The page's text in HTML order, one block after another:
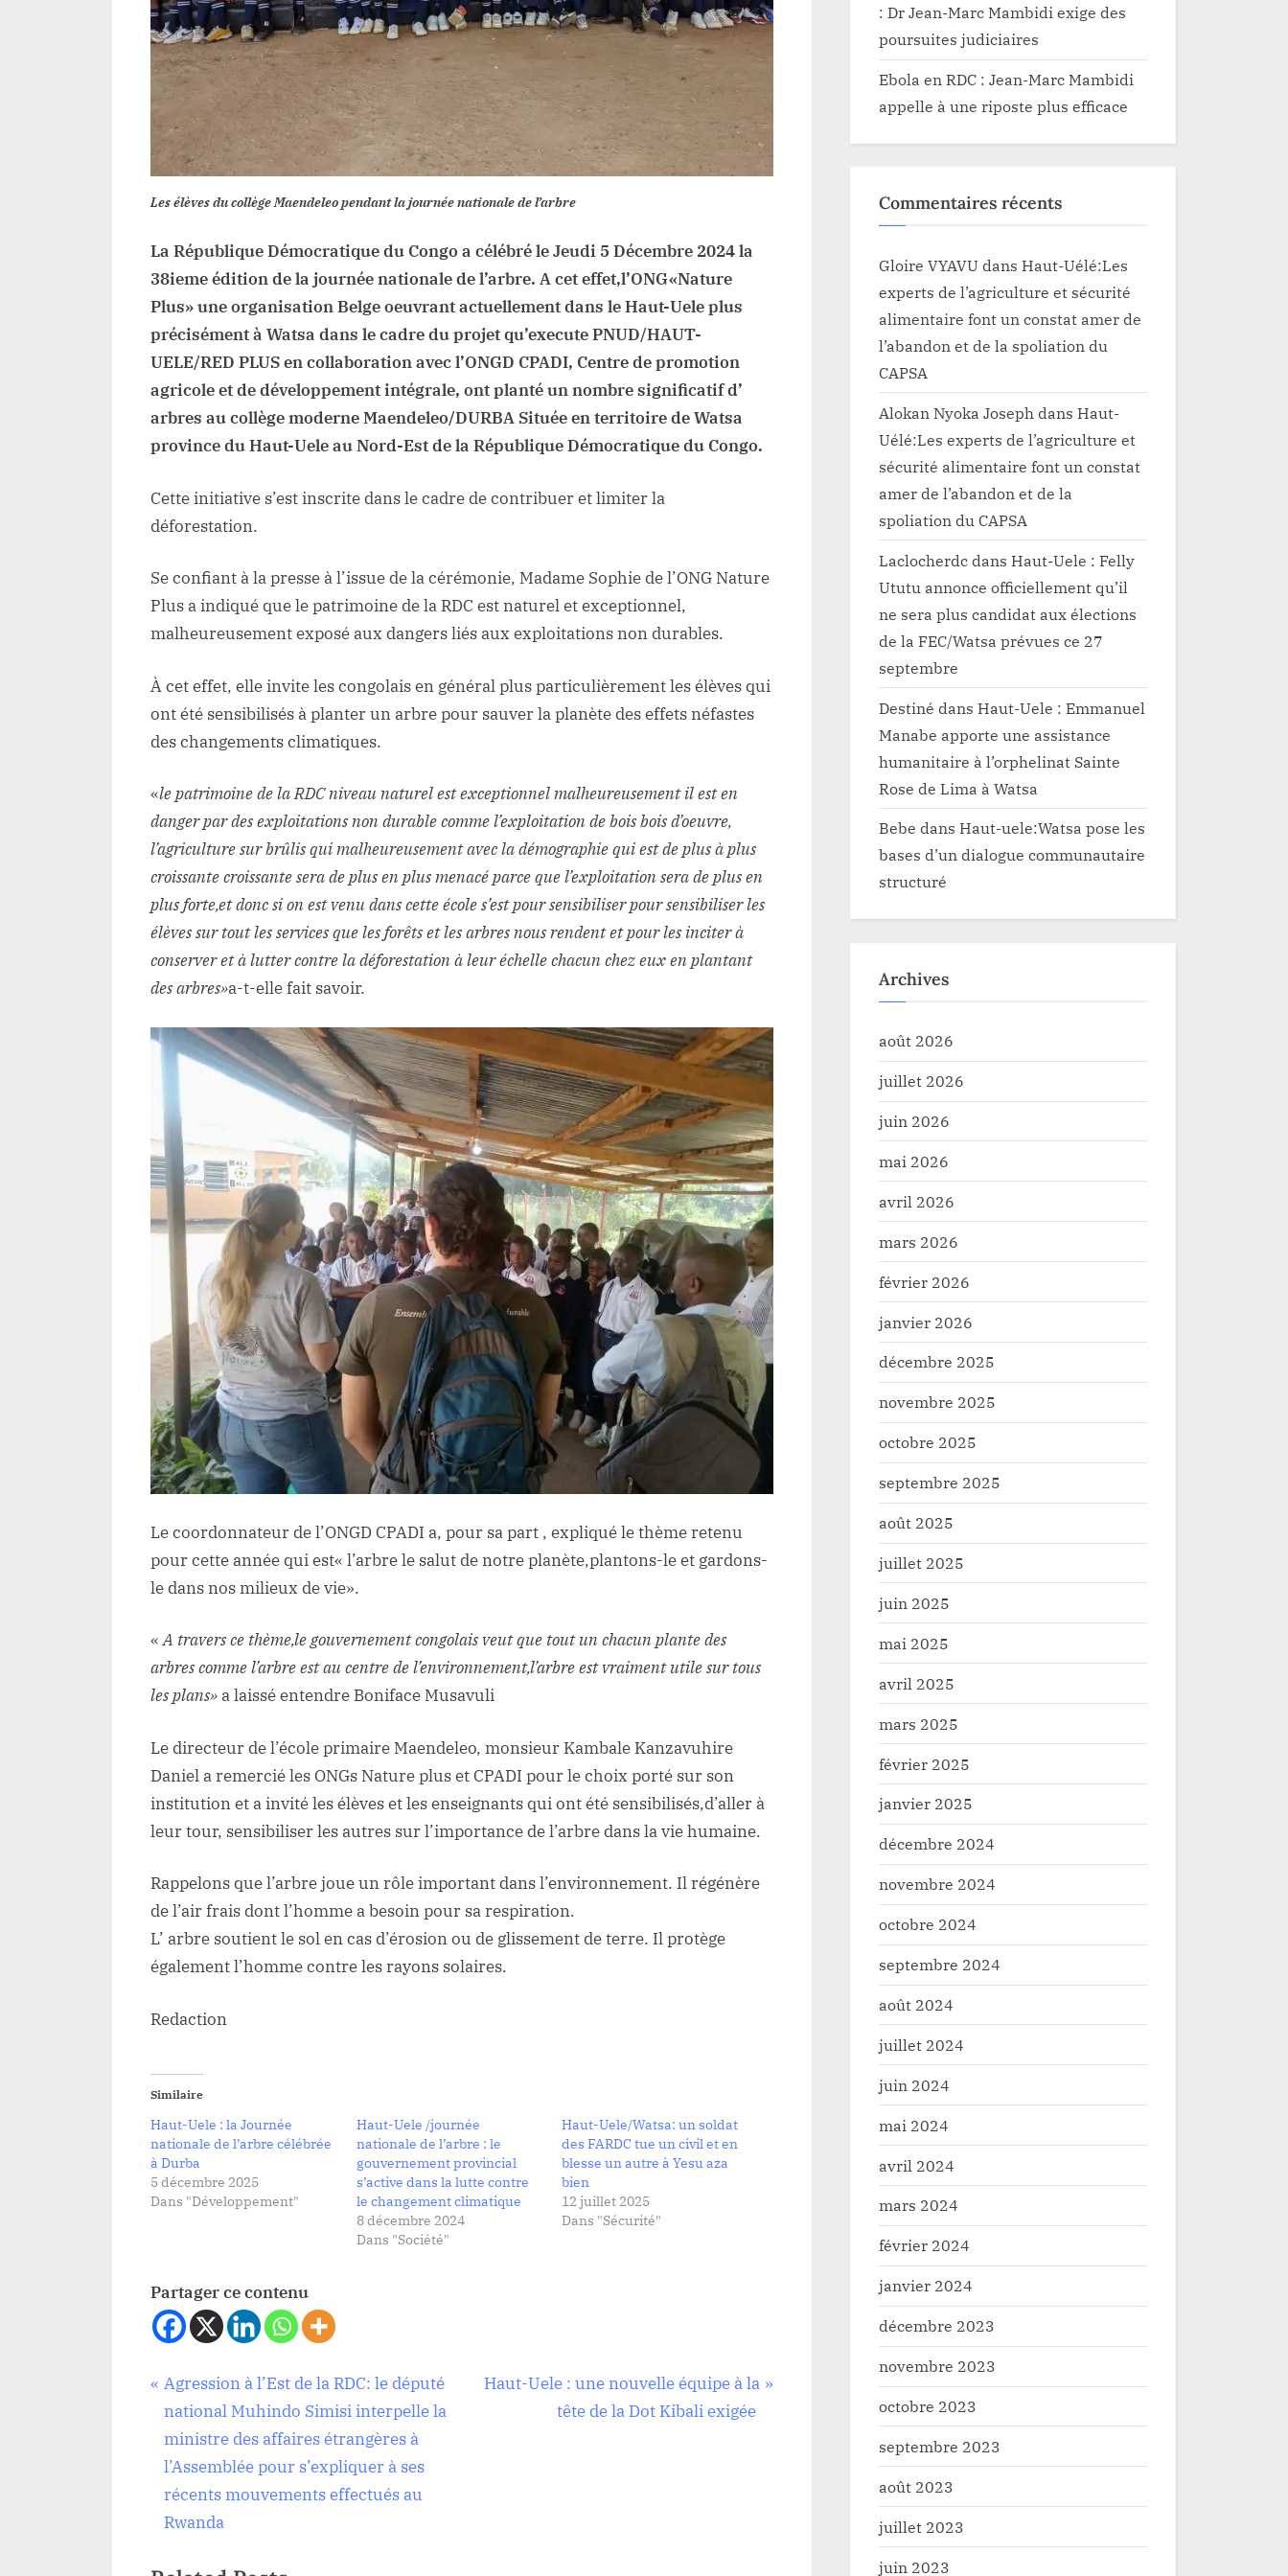
contre
la
déforestation
Les élèves du collège Maendeleo pendant la journée nationale de l’arbre
La République Démocratique du Congo a célébré le Jeudi 5 Décembre 2024 la
38ieme édition de la journée nationale de l’arbre. A cet effet,l’ONG«Nature
Plus» une organisation Belge oeuvrant actuellement dans le Haut-Uele plus
précisément à Watsa dans le cadre du projet qu’execute PNUD/HAUT-
UELE/RED PLUS en collaboration avec l’ONGD CPADI, Centre de promotion
agricole et de développement intégrale, ont planté un nombre significatif d’
arbres au collège moderne Maendeleo/DURBA Située en territoire de Watsa
province du Haut-Uele au Nord-Est de la République Démocratique du Congo.
Cette initiative s’est inscrite dans le cadre de contribuer et limiter la
déforestation.
Se confiant à la presse à l’issue de la cérémonie, Madame Sophie de l’ONG Nature
Plus a indiqué que le patrimoine de la RDC est naturel et exceptionnel,
malheureusement exposé aux dangers liés aux exploitations non durables.
À cet effet, elle invite les congolais en général plus particulièrement les élèves qui
ont été sensibilisés à planter un arbre pour sauver la planète des effets néfastes
des changements climatiques.
«le patrimoine de la RDC niveau naturel est exceptionnel malheureusement il est en
danger par des exploitations non durable comme l’exploitation de bois bois d’oeuvre,
l’agriculture sur brûlis qui malheureusement avec la démographie qui est de plus à plus
croissante croissante sera de plus en plus menacé parce que l’exploitation sera de plus en
plus forte,et donc si on est venu dans cette école s’est pour sensibiliser pour sensibiliser les
élèves sur tout les services que les forêts et les arbres nous rendent et pour les inciter à
conserver et à lutter contre la déforestation à leur échelle chacun chez eux en plantant
des arbres»a-t-elle fait savoir.
Le coordonnateur de l’ONGD CPADI a, pour sa part , expliqué le thème retenu
pour cette année qui est« l’arbre le salut de notre planète,plantons-le et gardons-
le dans nos milieux de vie».
«A travers ce thème,le gouvernement congolais veut que tout un chacun plante des
arbres comme l’arbre est au centre de l’environnement,l’arbre est vraiment utile sur tous
les plans» a laissé entendre Boniface Musavuli
Le directeur de l’école primaire Maendeleo, monsieur Kambale Kanzavuhire
Daniel a remercié les ONGs Nature plus et CPADI pour le choix porté sur son
institution et a invité les élèves et les enseignants qui ont été sensibilisés,d’aller à
leur tour, sensibiliser les autres sur l’importance de l’arbre dans la vie humaine.
Rappelons que l’arbre joue un rôle important dans l’environnement. Il régénère
de l’air frais dont l’homme a besoin pour sa respiration.
L’ arbre soutient le sol en cas d’érosion ou de glissement de terre. Il protège
également l’homme contre les rayons solaires.
Redaction
Similaire
Haut-Uele : la Journée
nationale de l’arbre célébrée
à Durba
5 décembre 2025
Dans "Développement"
Haut-Uele /journée
nationale de l’arbre : le
gouvernement provincial
s’active dans la lutte contre
le changement climatique
8 décembre 2024
Dans "Société"
Haut-Uele/Watsa: un soldat
des FARDC tue un civil et en
blesse un autre à Yesu aza
bien
12 juillet 2025
Dans "Sécurité"
Partager ce contenu
Société
Navigation
de
l’article
P
r
e
v
i
o
Agression à l’Est de la RDC: le député
national Muhindo Simisi interpelle la
ministre des affaires étrangères à
l’Assemblée pour s’expliquer à ses
récents mouvements effectués au
Rwanda
N
Haut-Uele : une nouvelle équipe à la
tête de la Dot Kibali exigée
: Dr Jean-Marc Mambidi exige des
poursuites judiciaires
Ebola en RDC : Jean-Marc Mambidi
appelle à une riposte plus efficace
Commentaires récents
Gloire VYAVU dans Haut-Uélé:Les
experts de l’agriculture et sécurité
alimentaire font un constat amer de
l’abandon et de la spoliation du
CAPSA
Alokan Nyoka Joseph dans Haut-
Uélé:Les experts de l’agriculture et
sécurité alimentaire font un constat
amer de l’abandon et de la
spoliation du CAPSA
Laclocherdcdans Haut-Uele : Felly
Ututu annonce officiellement qu’il
ne sera plus candidat aux élections
de la FEC/Watsa prévues ce 27
septembre
Destiné dans Haut-Uele : Emmanuel
Manabe apporte une assistance
humanitaire à l’orphelinat Sainte
Rose de Lima à Watsa
Bebe dans Haut-uele:Watsa pose les
bases d’un dialogue communautaire
structuré
Archives
août 2026
juillet 2026
juin 2026
mai 2026
avril 2026
mars 2026
février 2026
janvier 2026
décembre 2025
novembre 2025
octobre 2025
septembre 2025
août 2025
juillet 2025
juin 2025
mai 2025
avril 2025
mars 2025
février 2025
janvier 2025
décembre 2024
novembre 2024
octobre 2024
septembre 2024
août 2024
juillet 2024
juin 2024
mai 2024
avril 2024
mars 2024
février 2024
janvier 2024
décembre 2023
novembre 2023
octobre 2023
septembre 2023
août 2023
juillet 2023
juin 2023